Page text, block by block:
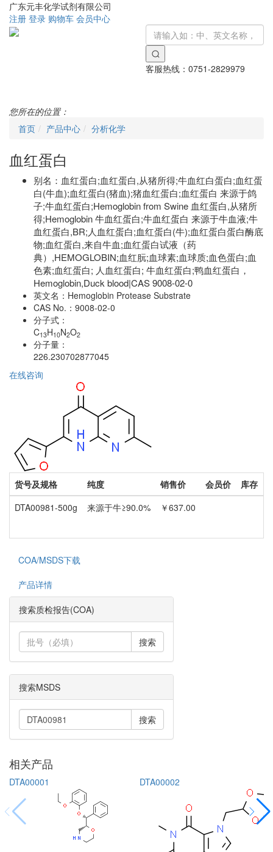
广东元丰化学试剂有限公司
注册 登录 购物车 会员中心
客服热线： 0751-2829979
您所在的位置：
首页
产品中心 分析化学
血红蛋白
别名： 血红蛋白;血红蛋白,从猪所得;牛血红白蛋白;血红蛋
白(牛血);血红蛋白(猪血);猪血红蛋白;血红蛋白 来源于鸽
子;牛血红蛋白;Hemoglobin from Swine 血红蛋白,从猪所
得;Hemoglobin 牛血红蛋白;牛血红蛋白 来源于牛血液;牛
血红蛋白,BR;人血红蛋白;血红蛋白(牛);血红蛋白蛋白酶底
物;血红蛋白,来自牛血;血红蛋白试液（药
典）,HEMOGLOBIN;血红朊;血球素;血球质;血色蛋白;血
色素;血红蛋白; 人血红蛋白; 牛血红蛋白;鸭血红蛋白，
Hemoglobin,Duck blood|CAS 9008-02-0
英文名： Hemoglobin Protease Substrate
CAS No.： 9008-02-0
分子式：
C13H10N2O2
分子量：
226.230702877045
在线咨询
货号及规格 纯度 销售价 会员价 库存
DTA00981-500g
来源于牛≥90.0% ￥637.00
COA/MSDS下载
产品详情
搜索质检报告(COA)
搜索
搜索MSDS
搜索
相关产品
DTA00001 DTA00002